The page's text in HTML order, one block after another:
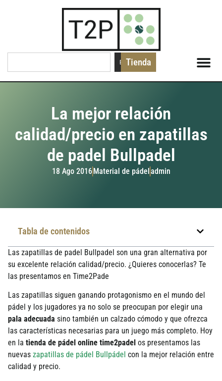
Buscar
Tienda
La mejor relación
calidad/precio en zapatillas
de padel Bullpadel
18 Ago 2016Material de pádeladmin
Tabla de contenidos
Las zapatillas de padel Bullpadel son una gran alternativa por
su excelente relación calidad/precio. ¿Quieres conocerlas? Te
las presentamos en Time2Pade
Las zapatillas siguen ganando protagonismo en el mundo del
pádel y los jugadores ya no solo se preocupan por elegir una
pala adecuada sino también un calzado cómodo y que ofrezca
las características necesarias para un juego más completo. Hoy
en la tienda de pádel online time2padel os presentamos las
nuevas zapatillas de pádel Bullpádel con la mejor relación entre
calidad y precio.